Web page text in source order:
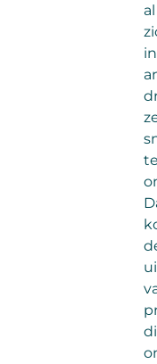
al
in